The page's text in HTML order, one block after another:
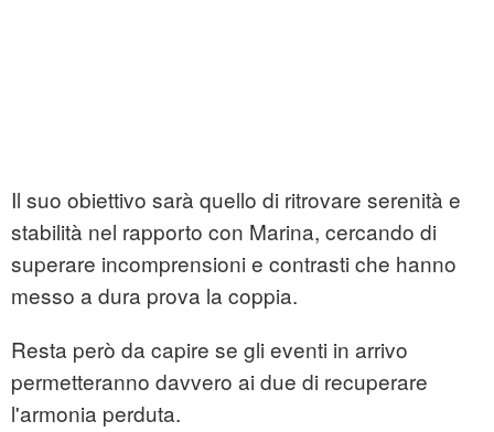
Il suo obiettivo sarà quello di ritrovare serenità e
stabilità nel rapporto con Marina, cercando di
superare incomprensioni e contrasti che hanno
messo a dura prova la coppia.
Resta però da capire se gli eventi in arrivo
permetteranno davvero ai due di recuperare
l'armonia perduta.